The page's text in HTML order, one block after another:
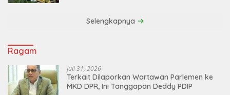
Selengkapnya
Ragam
Juli 31, 2026
Terkait Dilaporkan Wartawan Parlemen ke
MKD DPR, Ini Tanggapan Deddy PDIP